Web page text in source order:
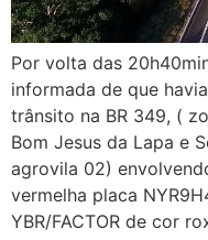
Por volta das
informada de que
trânsito na BR 349, (
Bom Jesus da Lapa e
agrovila 02)
vermelha placa
YBR/FACTOR de cor